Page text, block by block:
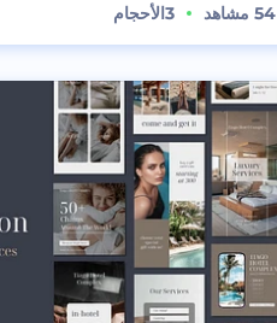
54مشاهد 3الأحجام